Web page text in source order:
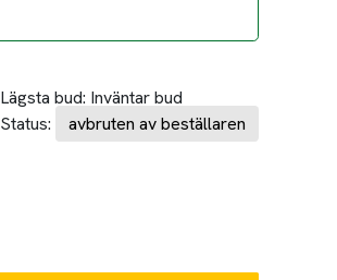
Lägsta bud: Inväntar bud
Status:
avbruten av beställaren